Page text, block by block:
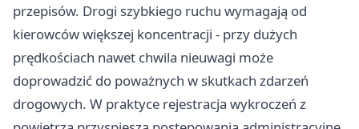
przepisów. Drogi szybkiego ruchu wymagają od
kierowców większej koncentracji - przy dużych
prędkościach nawet chwila nieuwagi może
doprowadzić do poważnych w skutkach zdarzeń
drogowych. W praktyce rejestracja wykroczeń z